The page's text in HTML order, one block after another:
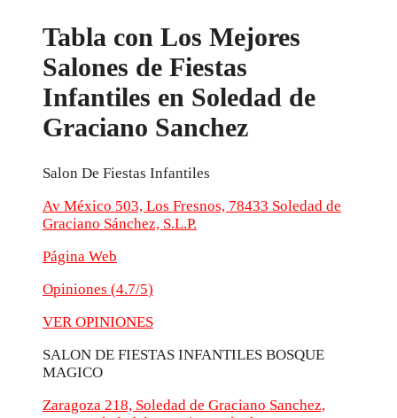
Tabla con Los Mejores
Salones de Fiestas
Infantiles en Soledad de
Graciano Sanchez
Salon De Fiestas Infantiles
Av México 503, Los Fresnos, 78433 Soledad de
Graciano Sánchez, S.L.P.
Página Web
Opiniones (4.7/5)
VER OPINIONES
SALON DE FIESTAS INFANTILES BOSQUE
MAGICO
Zaragoza 218, Soledad de Graciano Sanchez,